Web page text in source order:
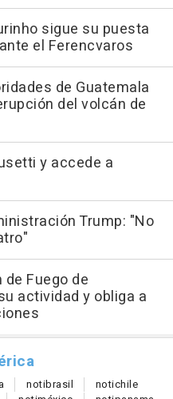
sigue su puesta
el Ferencvaros
de Guatemala
del volcán de
y accede a
Trump: "No
Fuego de
actividad y obliga a
notibrasil notichile